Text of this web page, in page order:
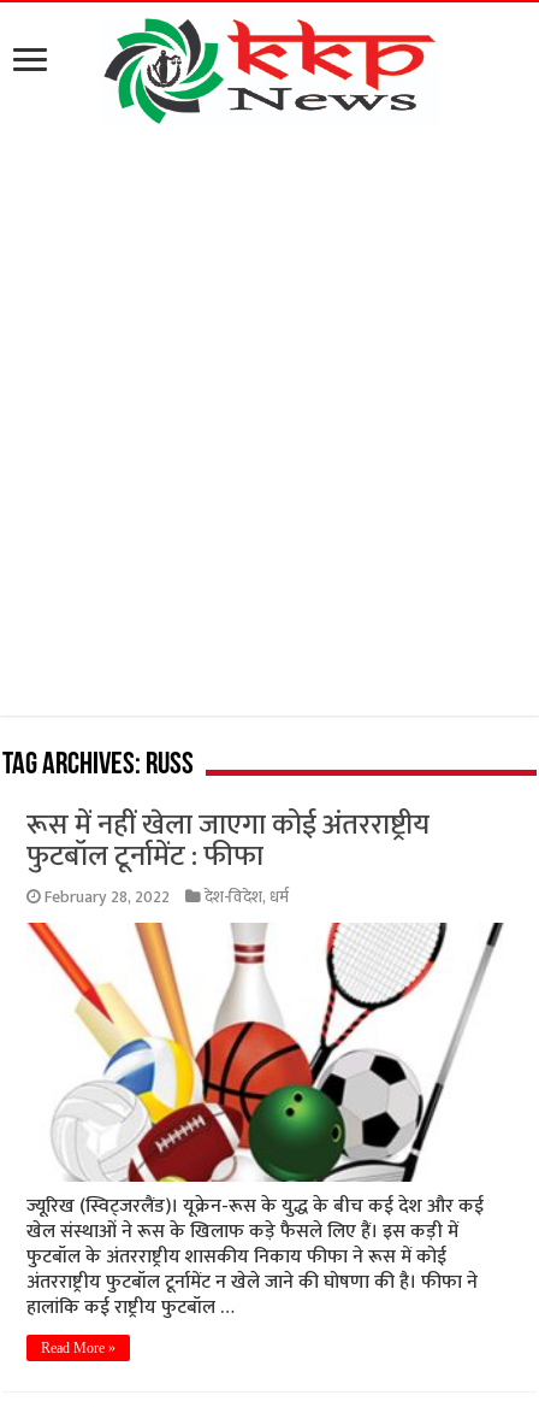
Tag Archives: Russ
रूस में नहीं खेला जाएगा कोई अंतरराष्ट्रीय
फुटबॉल टूर्नामेंट : फीफा
February 28, 2022 देश-विदेश, धर्म
ज्यूरिख (स्विट्जरलैंड)। यूक्रेन-रूस के युद्ध के बीच कई देश और कई
खेल संस्थाओं ने रूस के खिलाफ कड़े फैसले लिए हैं। इस कड़ी में
फुटबॉल के अंतरराष्ट्रीय शासकीय निकाय फीफा ने रूस में कोई
अंतरराष्ट्रीय फुटबॉल टूर्नामेंट न खेले जाने की घोषणा की है। फीफा ने
हालांकि कई राष्ट्रीय फुटबॉल …
Read More »